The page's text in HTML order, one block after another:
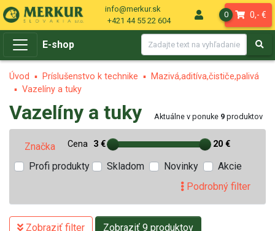
info@merkur.sk
+421 44 55 22 604
0 0,- €
E-shop
Úvod Príslušenstvo k technike
Mazivá,aditíva,čističe,palivá
Vazelíny a tuky
Vazelíny a tuky Aktuálne v ponuke 9 produktov
Značka Cena 3 € 20 €
Profi produkty Skladom Novinky
Akcie
Podrobný filter
Zobraziť filter Zobraziť 9 produktov